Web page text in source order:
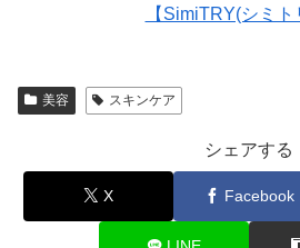
【SimiTRY(シミト
美容 スキンケア
シェアする
X Facebook